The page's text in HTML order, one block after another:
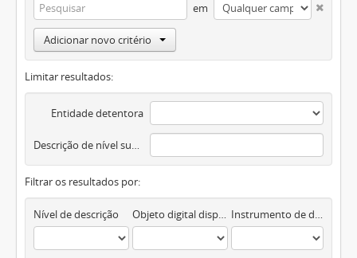
em
Adicionar novo critério
Limitar resultados:
Entidade detentora
Descrição de nível superior
Filtrar os resultados por:
Nível de descrição Objeto digital disponível Instrumento de descrição documental